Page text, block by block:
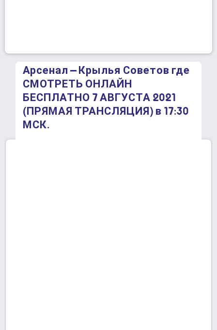
Арсенал – Крылья Советов где
СМОТРЕТЬ ОНЛАЙН
БЕСПЛАТНО 7 АВГУСТА 2021
(ПРЯМАЯ ТРАНСЛЯЦИЯ) в 17:30
МСК.